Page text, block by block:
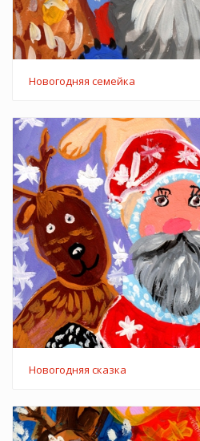
Новогодняя семейка
Новогодняя сказка